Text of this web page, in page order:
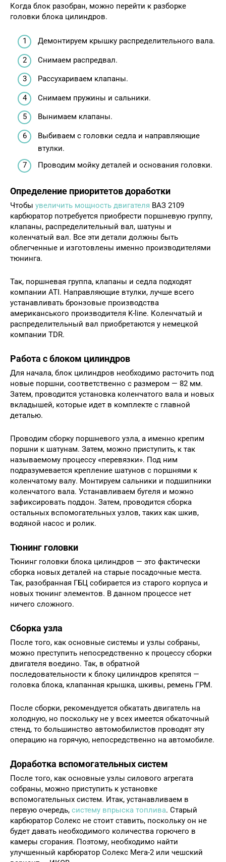
Когда блок разобран, можно перейти к разборке
головки блока цилиндров.
Демонтируем крышку распределительного вала.
Снимаем распредвал.
Рассухариваем клапаны.
Снимаем пружины и сальники.
Вынимаем клапаны.
Выбиваем с головки седла и направляющие
втулки.
Проводим мойку деталей и основания головки.
Определение приоритетов доработки
Чтобы увеличить мощность двигателя ВАЗ 2109
карбюратор потребуется приобрести поршневую группу,
клапаны, распределительный вал, шатуны и
коленчатый вал. Все эти детали должны быть
облегченные и изготовлены именно производителями
тюнинга.
Так, поршневая группа, клапаны и седла подходят
компании ATI. Направляющие втулки, лучше всего
устанавливать бронзовые производства
американського производителя K-line. Коленчатый и
распределительный вал приобретаются у немецкой
компании TDR.
Работа с блоком цилиндров
Для начала, блок цилиндров необходимо расточить под
новые поршни, соответственно с размером — 82 мм.
Затем, проводится установка коленчатого вала и новых
вкладышей, которые идет в комплекте с главной
деталью.
Проводим сборку поршневого узла, а именно крепим
поршни к шатунам. Затем, можно приступить, к так
называемому процессу «перевязки». Под ним
подразумевается крепление шатунов с поршнями к
коленчатому валу. Монтируем сальники и подшипники
коленчатого вала. Устанавливаем бугеля и можно
зафиксировать поддон. Затем, проводится сборка
остальных вспомогательных узлов, таких как шкив,
водяной насос и ролик.
Тюнинг головки
Тюнинг головки блока цилиндров — это фактически
сборка новых деталей на старые посадочные места.
Так, разобранная ГБЦ собирается из старого корпуса и
новых тюнинг элементов. В данном процессе нет
ничего сложного.
Сборка узла
После того, как основные системы и узлы собраны,
можно преступить непосредственно к процессу сборки
двигателя воедино. Так, в обратной
последовательности к блоку цилиндров крепятся —
головка блока, клапанная крышка, шкивы, ремень ГРМ.
После сборки, рекомендуется обкатать двигатель на
холодную, но поскольку не у всех имеется обкаточный
стенд, то большинство автомобилистов проводят эту
операцию на горячую, непосредственно на автомобиле.
Доработка вспомогательных систем
После того, как основные узлы силового агрегата
собраны, можно приступить к установке
вспомогательных систем. Итак, устанавливаем в
первую очередь, систему впрыска топлива. Старый
карбюратор Солекс не стоит ставить, поскольку он не
будет давать необходимого количества горючего в
камеры сгорания. Поэтому, необходимо найти
улучшенный карбюратор Солекс Мега-2 или чешский